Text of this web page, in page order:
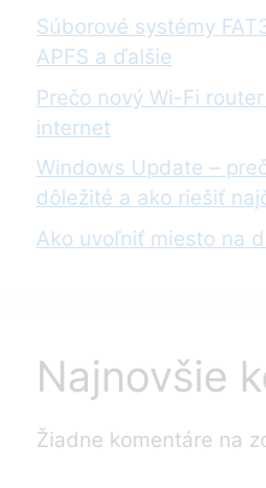
Súborové systémy
APFS a ďalšie
Prečo nový Wi-Fi
internet
Windows Update –
dôležité a ako riešiť
Ako uvoľniť miesto na
Najnovšie
Žiadne komentáre na